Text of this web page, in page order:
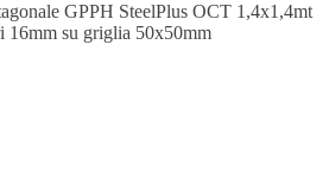
GPPH SteelPlus OCT 1,4x1,4mt
16mm su griglia 50x50mm